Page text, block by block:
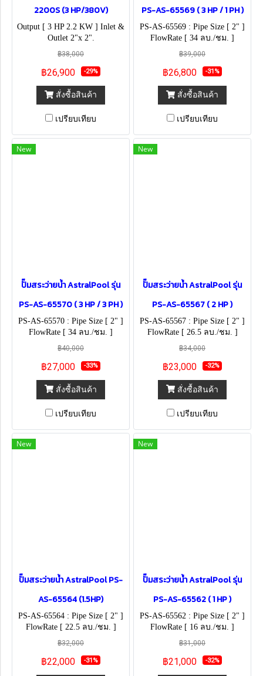
2200S (3 HP/380V)
Output [ 3 HP 2.2 KW ] Inlet &
Outlet 2"x 2".
฿38,000
฿26,900 -29%
สั่งซื้อสินค้า
เปรียบเทียบ
PS-AS-65569 ( 3 HP / 1 PH )
PS-AS-65569 : Pipe Size [ 2" ]
FlowRate [ 34 ลบ./ชม. ]
฿39,000
฿26,800 -31%
สั่งซื้อสินค้า
เปรียบเทียบ
New
ปั๊มสระว่ายน้ำ AstralPool รุ่น
PS-AS-65570 ( 3 HP / 3 PH )
PS-AS-65570 : Pipe Size [ 2" ]
FlowRate [ 34 ลบ./ชม. ]
฿40,000
฿27,000 -33%
สั่งซื้อสินค้า
เปรียบเทียบ
New
ปั๊มสระว่ายน้ำ AstralPool รุ่น
PS-AS-65567 ( 2 HP )
PS-AS-65567 : Pipe Size [ 2" ]
FlowRate [ 26.5 ลบ./ชม. ]
(230V)
฿34,000
฿23,000 -32%
สั่งซื้อสินค้า
เปรียบเทียบ
New
ปั๊มสระว่ายน้ำ AstralPool PS-
AS-65564 (1.5HP)
PS-AS-65564 : Pipe Size [ 2" ]
FlowRate [ 22.5 ลบ./ชม. ]
฿32,000
฿22,000 -31%
New
ปั๊มสระว่ายน้ำ AstralPool รุ่น
PS-AS-65562 ( 1 HP )
PS-AS-65562 : Pipe Size [ 2" ]
FlowRate [ 16 ลบ./ชม. ]
฿31,000
฿21,000 -32%